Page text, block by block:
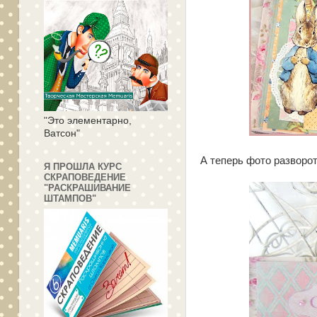
А теперь фото
"Это элементарно,
Ватсон"
Я ПРОШЛА КУРС
СКРАПОВЕДЕНИЕ
"РАСКРАШИВАНИЕ
ШТАМПОВ"